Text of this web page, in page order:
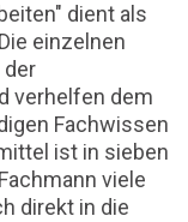
dient als
einzelnen
der
verhelfen dem
Fachwissen
ist in sieben
viele
direkt in die